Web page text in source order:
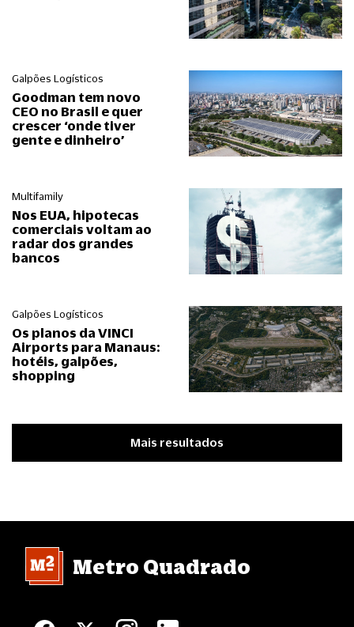
Galpões Logísticos
Goodman tem novo
CEO no Brasil e quer
crescer ‘onde tiver
gente e dinheiro’
Multifamily
Nos EUA, hipotecas
comerciais voltam ao
radar dos grandes
bancos
Galpões Logísticos
Os planos da VINCI
Airports para Manaus:
hotéis, galpões,
shopping
Mais resultados
Metro Quadrado